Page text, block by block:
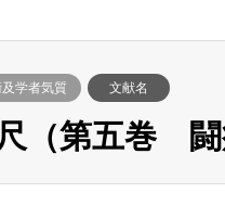
学者気質 文献名
（第五巻 闘